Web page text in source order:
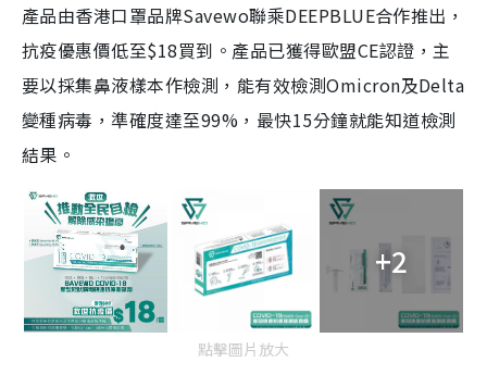
產品由香港口罩品牌Savewo聯乘DEEPBLUE合作推出，
抗疫優惠價低至$18買到。產品已獲得歐盟CE認證，主
要以採集鼻液樣本作檢測，能有效檢測Omicron及Delta
變種病毒，準確度達至99%，最快15分鐘就能知道檢測
結果。
+2
點擊圖片放大